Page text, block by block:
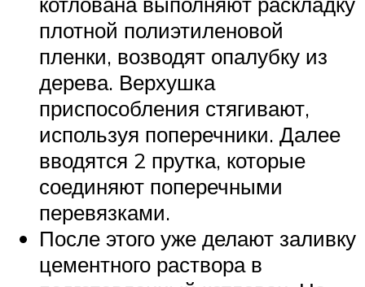
плотной полиэтиленовой
пленки, возводят опалубку из
дерева. Верхушка
приспособления стягивают,
используя поперечники. Далее
вводятся 2 прутка, которые
соединяют поперечными
перевязками.
После этого уже делают заливку
цементного раствора в